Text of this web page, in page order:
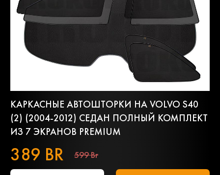
КАРКАСНЫЕ АВТОШТОРКИ НА VOLVO S40
(2) (2004-2012) СЕДАН ПОЛНЫЙ КОМПЛЕКТ
ИЗ 7 ЭКРАНОВ PREMIUM
389 BR 599 Br